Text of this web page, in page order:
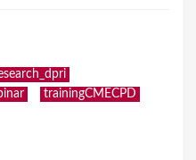
trainingCMECPD